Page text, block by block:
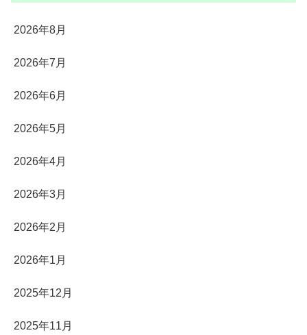
2026年8月
2026年7月
2026年6月
2026年5月
2026年4月
2026年3月
2026年2月
2026年1月
2025年12月
2025年11月